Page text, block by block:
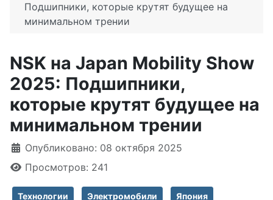
Подшипники, которые крутят будущее на
минимальном трении
NSK на Japan Mobility Show
2025: Подшипники,
которые крутят будущее на
минимальном трении
Информация о материале
Опубликовано: 08 октября 2025
Просмотров: 241
Технологии Электромобили Япония